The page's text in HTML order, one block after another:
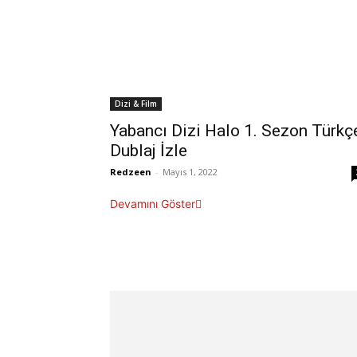
Dizi & Film
Yabancı Dizi Halo 1. Sezon
Dublaj İzle
Redzeen - Mayıs 1, 2022
Devamını Göster